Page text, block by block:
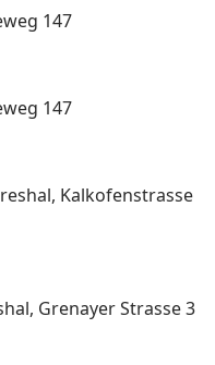
147
147
Kalkofenstrasse
Grenayer Strasse 3